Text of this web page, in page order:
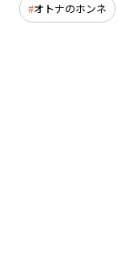
オトナのホンネ